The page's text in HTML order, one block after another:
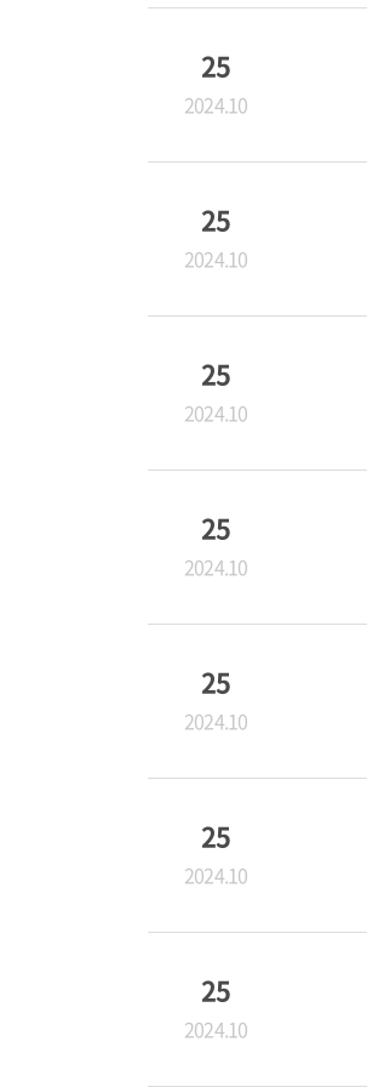
25
2024.10
25
2024.10
25
2024.10
25
2024.10
25
2024.10
25
2024.10
25
2024.10